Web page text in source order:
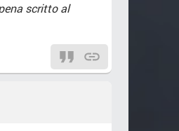
scritto al